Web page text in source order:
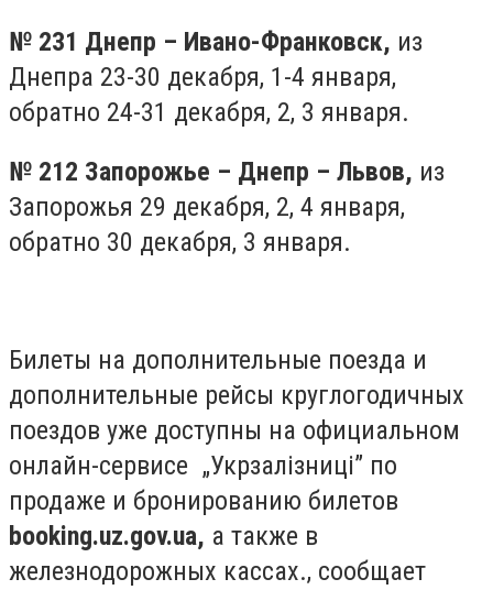
№ 231 Днепр – Ивано-Франковск, из
Днепра 23-30 декабря, 1-4 января,
обратно 24-31 декабря, 2, 3 января.
№ 212 Запорожье – Днепр – Львов, из
Запорожья 29 декабря, 2, 4 января,
обратно 30 декабря, 3 января.
Билеты на дополнительные поезда и
дополнительные рейсы круглогодичных
поездов уже доступны на официальном
онлайн-сервисе „Укрзалізниці” по
продаже и бронированию билетов
booking.uz.gov.ua, а также в
железнодорожных кассах., сообщает